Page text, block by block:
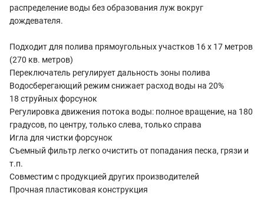
распределение воды без образования луж вокруг
дождевателя.
Подходит для полива прямоугольных участков 16 х 17 метров
(270 кв. метров)
Переключатель регулирует дальность зоны полива
Водосберегающий режим снижает расход воды на 20%
18 струйных форсунок
Регулировка движения потока воды: полное вращение, на 180
градусов, по центру, только слева, только справа
Игла для чистки форсунок
Съемный фильтр легко очистить от попадания песка, грязи и
т.п.
Совместим с продукцией других производителей
Прочная пластиковая конструкция